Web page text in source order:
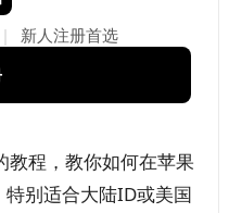
|
新人注册首选
教程，教你如何在苹果
别适合大陆ID或美国